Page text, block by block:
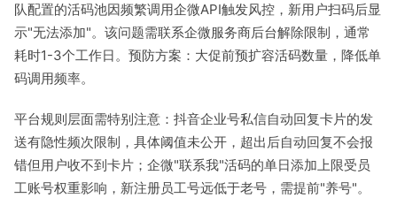
队配置的活码池因频繁调用企微API触发风控，新用户扫码后显
示"无法添加"。该问题需联系企微服务商后台解除限制，通常
耗时1-3个工作日。预防方案：大促前预扩容活码数量，降低单
码调用频率。
平台规则层面需特别注意：抖音企业号私信自动回复卡片的发
送有隐性频次限制，具体阈值未公开，超出后自动回复不会报
错但用户收不到卡片；企微"联系我"活码的单日添加上限受员
工账号权重影响，新注册员工号远低于老号，需提前"养号"。